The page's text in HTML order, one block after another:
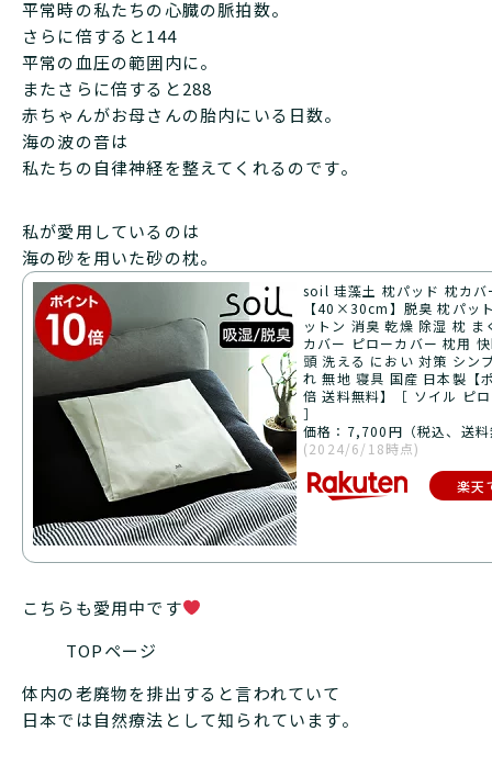
平常時の私たちの心臓の脈拍数。
さらに倍すると144
平常の血圧の範囲内に。
またさらに倍すると288
赤ちゃんがお母さんの胎内にいる日数。
海の波の音は
私たちの自律神経を整えてくれるのです。
私が愛用しているのは
海の砂を用いた砂の枕。
soil 珪藻土 枕パッド 枕カバ
【40×30cm】脱臭 枕パッ
ットン 消臭 乾燥 除湿 枕 ま
カバー ピローカバー 枕用
頭 洗える におい 対策 シン
れ 無地 寝具 国産 日本製【
倍 送料無料】［ ソイル ピ
］
価格：7,700円（税込、送
(2024/6/18時点)
楽天
こちらも愛用中です
TOPページ
体内の老廃物を排出すると言われていて
日本では自然療法として知られています。